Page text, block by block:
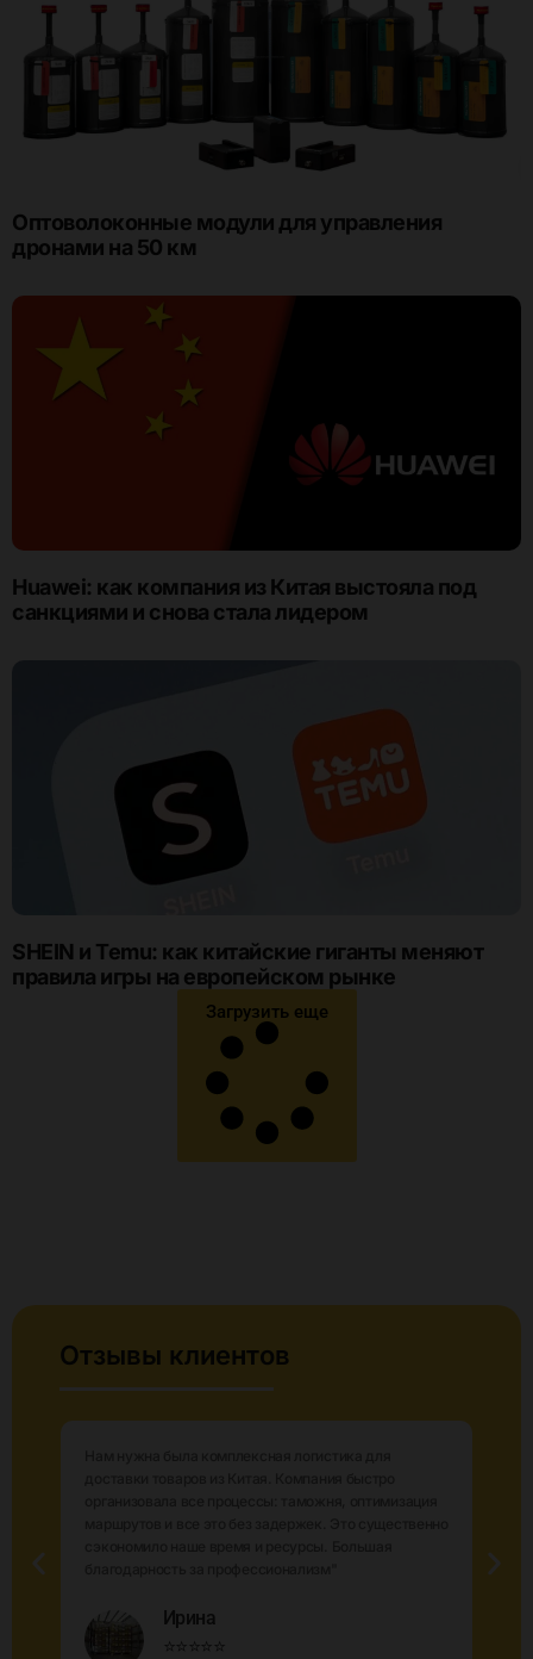
Оптоволоконные модули для управления
дронами на 50 км
Huawei: как компания из Китая выстояла под
санкциями и снова стала лидером
SHEIN и Temu: как китайские гиганты меняют
правила игры на европейском рынке
Загрузить еще
Отзывы клиентов
Ирина
⭐⭐⭐⭐⭐